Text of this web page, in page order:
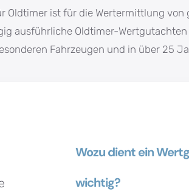
Oldtimer ist für die Wertermittlung von
ausführliche Oldtimer-
Fahrzeugen und in über 25
Wozu dient ein
wichtig?